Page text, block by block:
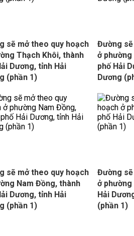
sẽ mở theo quy hoạch
Thạch Khôi, thành
Dương, tỉnh Hải
(phần 1)
Đường
ở phường
phố Hải
Dương
sẽ mở theo quy hoạch
Nam Đồng, thành
Dương, tỉnh Hải
(phần 1)
Đường
ở phường
Hải
(phần 1)